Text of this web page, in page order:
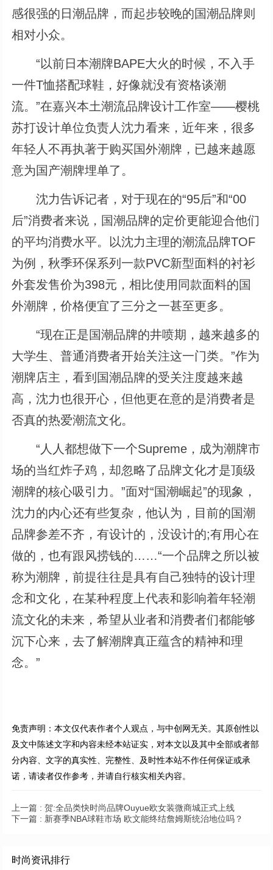
感很强的日潮品牌，而起步较晚的国潮品牌则
相对小众。
“以前日本潮牌BAPE大火的时候，不入手
一件T恤搭配球鞋，好像就没有资格谈潮
流。”在嘉兴本土潮流品牌设计工作室――樱桃
苏打设计单位负责人沈力看来，近年来，很多
年轻人不再执著于购买国外潮牌，已越来越愿
意为国产潮牌埋单了。
沈力告诉记者，对于现在的“95后”和“00
后”消费者来说，国潮品牌的定价更能迎合他们
的平均消费水平。以沈力主理的潮流品牌TOF
为例，秋季环保系列一款PVC新型面料的衬衫
外套发售价为398元，相比使用同款面料的国
外潮牌，价格便宜了三分之一甚至更多。
“现在正是国潮品牌的井喷期，越来越多的
大学生、普通消费者开始关注这一门类。”作为
潮牌店主，看到国潮品牌的受关注度越来越
高，沈力也很开心，但他更在意的是消费者是
否真的热爱潮流文化。
“人人都想做下一个Supreme，成为潮牌市
场的当红炸子鸡，却忽略了品牌文化才是顶级
潮牌的核心吸引力。”面对“国潮崛起”的现象，
沈力的内心还有些复杂，他认为，目前的国潮
品牌参差不齐，有设计的，没设计的;有用心在
做的，也有跟风捞钱的……“一个品牌之所以被
称为潮牌，前提往往是具有自己独特的设计理
念和文化，在某种程度上代表和影响着年轻潮
流文化的未来，希望从业者和消费者们都能够
沉下心来，去了解潮牌真正蕴含的精神和理
念。”
免责声明：本文仅代表作者个人观点，与中创网无关。其原创性以
及文中陈述文字和内容未经本站证实，对本文以及其中全部或者部
分内容、文字的真实性、完整性、及时性本站不作任何保证或承
诺，请读者仅作参考，并请自行核实相关内容。
上一篇 : 贺:全品类快时尚品牌Ouyue欧女装微商城正式上线
下一篇 : 新赛季NBA球鞋市场 欧文能终结詹姆斯统治地位吗？
时尚资讯排行